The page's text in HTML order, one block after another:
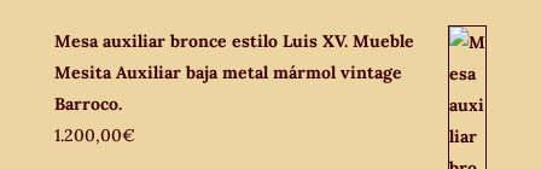
Mesa auxiliar bronce estilo Luis XV. Mueble
Mesita Auxiliar baja metal mármol vintage
Barroco.
1.200,00€